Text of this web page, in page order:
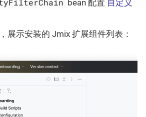
bean 配置 自定义
展示安装的 Jmix 扩展组件列表：